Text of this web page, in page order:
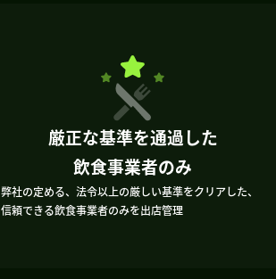
厳正な基準を通過した
飲食事業者のみ
弊社の定める、法令以上の厳しい基準をクリアした、
信頼できる飲食事業者のみを出店管理